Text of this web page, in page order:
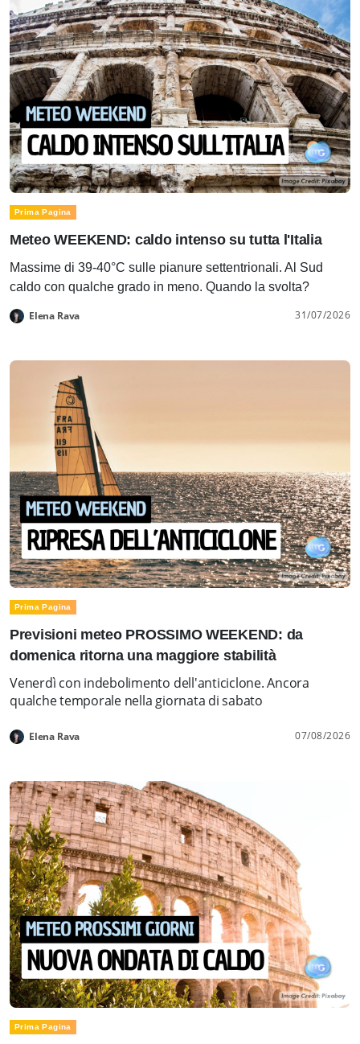
Prima Pagina
Meteo WEEKEND: caldo intenso su tutta l'Italia
Massime di 39-40°C sulle pianure settentrionali. Al Sud
caldo con qualche grado in meno. Quando la svolta?
Elena Rava 31/07/2026
Prima Pagina
Previsioni meteo PROSSIMO WEEKEND: da
domenica ritorna una maggiore stabilità
Venerdì con indebolimento dell'anticiclone. Ancora
qualche temporale nella giornata di sabato
Elena Rava 07/08/2026
Prima Pagina